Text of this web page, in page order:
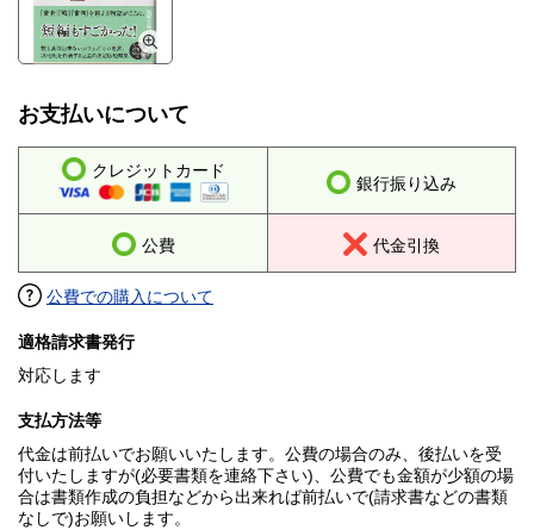
お支払いについて
クレジットカード
銀行振り込み
公費 代金引換
公費での購入について
適格請求書発行
対応します
支払方法等
代金は前払いでお願いいたします。公費の場合のみ、後払いを受
付いたしますが(必要書類を連絡下さい)、公費でも金額が少額の場
合は書類作成の負担などから出来れば前払いで(請求書などの書類
なしで)お願いします。